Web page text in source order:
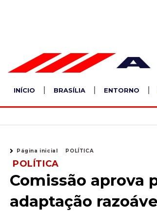
INÍCIO BRASÍLIA ENTORNO
Página inicial POLÍTICA
POLÍTICA
Comissão aprova
adaptação